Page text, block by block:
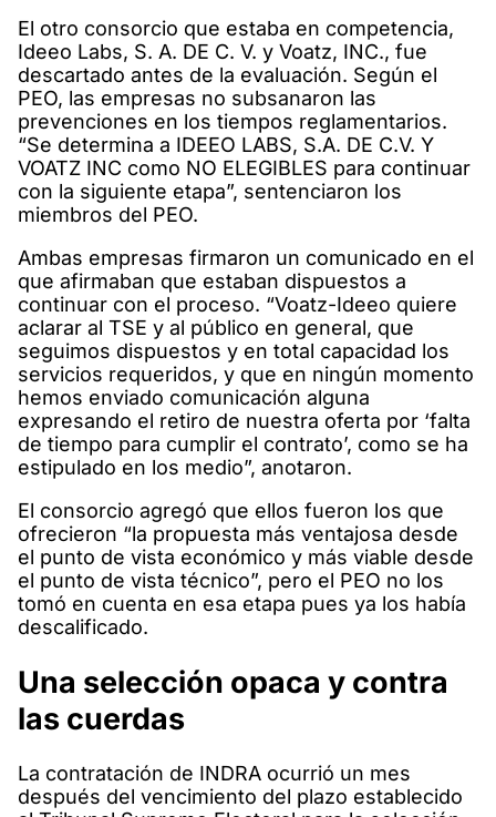
El otro consorcio que estaba en competencia,
Ideeo Labs, S. A. DE C. V. y Voatz, INC., fue
descartado antes de la evaluación. Según el
PEO, las empresas no subsanaron las
prevenciones en los tiempos reglamentarios.
“Se determina a IDEEO LABS, S.A. DE C.V. Y
VOATZ INC como NO ELEGIBLES para continuar
con la siguiente etapa”, sentenciaron los
miembros del PEO.
Ambas empresas firmaron un comunicado en el
que afirmaban que estaban dispuestos a
continuar con el proceso. “Voatz-Ideeo quiere
aclarar al TSE y al público en general, que
seguimos dispuestos y en total capacidad los
servicios requeridos, y que en ningún momento
hemos enviado comunicación alguna
expresando el retiro de nuestra oferta por ‘falta
de tiempo para cumplir el contrato’, como se ha
estipulado en los medio”, anotaron.
El consorcio agregó que ellos fueron los que
ofrecieron “la propuesta más ventajosa desde
el punto de vista económico y más viable desde
el punto de vista técnico”, pero el PEO no los
tomó en cuenta en esa etapa pues ya los había
descalificado.
Una selección opaca y contra
las cuerdas
La contratación de INDRA ocurrió un mes
después del vencimiento del plazo establecido